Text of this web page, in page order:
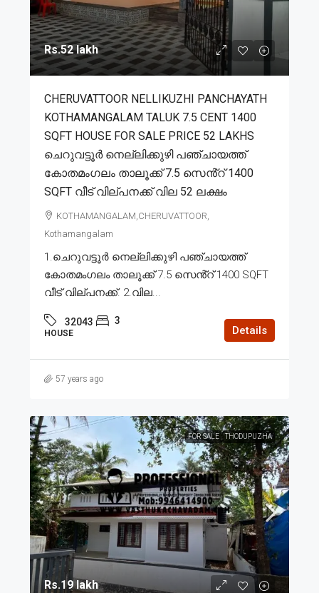
Rs.52 lakh
CHERUVATTOOR NELLIKUZHI PANCHAYATH
KOTHAMANGALAM TALUK 7.5 CENT 1400
SQFT HOUSE FOR SALE PRICE 52 LAKHS
ചെറുവട്ടൂർ നെല്ലിക്കുഴി പഞ്ചായത്ത്
കോതമംഗലം താലൂക്ക് 7.5 സെൻ്റ് 1400
SQFT വീട് വില്പനക്ക് വില 52 ലക്ഷം
KOTHAMANGALAM,CHERUVATTOOR,
Kothamangalam
1.ചെറുവട്ടൂർ നെല്ലിക്കുഴി പഞ്ചായത്ത്
കോതമംഗലം താലൂക്ക് 7.5 സെൻ്റ് 1400 SQFT
വീട് വില്പനക്ക്. 2.വില...
32043 3
HOUSE Details
57 years ago
FOR SALE THODUPUZHA
Rs.19 lakh